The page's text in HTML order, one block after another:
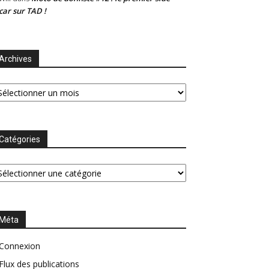
car sur TAD !
Méta
Flux des publications